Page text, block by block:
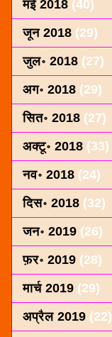
मई 2018 (40)
जून 2018 (29)
जुल॰ 2018 (27)
अग॰ 2018 (29)
सित॰ 2018 (27)
अक्टू॰ 2018 (33)
नव॰ 2018 (24)
दिस॰ 2018 (32)
जन॰ 2019 (26)
फ़र॰ 2019 (28)
मार्च 2019 (29)
अप्रैल 2019 (22)